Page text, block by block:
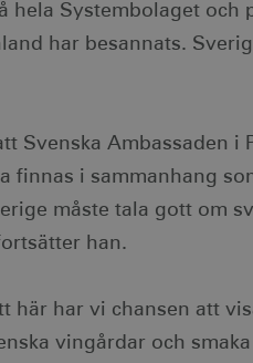
hela Systembolaget och
har besannats.
Svenska Ambassaden i
finnas i sammanhang
måste tala gott om
han.
här har vi chansen att
vingårdar och smaka
för att komma ihåg
att Cookie-
om
webbstandarder
av webbplatser
en anonym